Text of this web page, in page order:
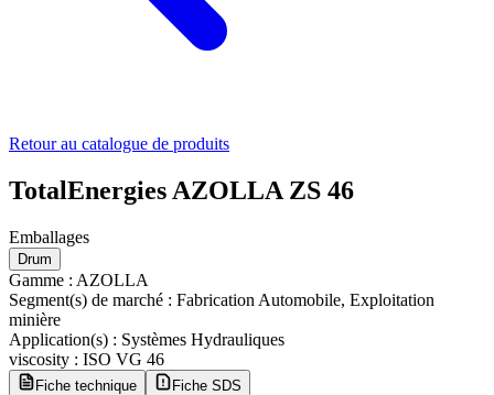
Retour au catalogue de produits
TotalEnergies AZOLLA ZS 46
Emballages
Drum
Gamme : AZOLLA
Segment(s) de marché : Fabrication Automobile, Exploitation
minière
Application(s) : Systèmes Hydrauliques
viscosity : ISO VG 46
Fiche technique Fiche SDS